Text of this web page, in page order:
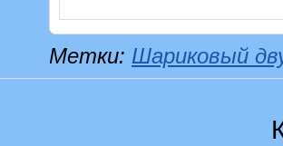
Метки: Шариковый